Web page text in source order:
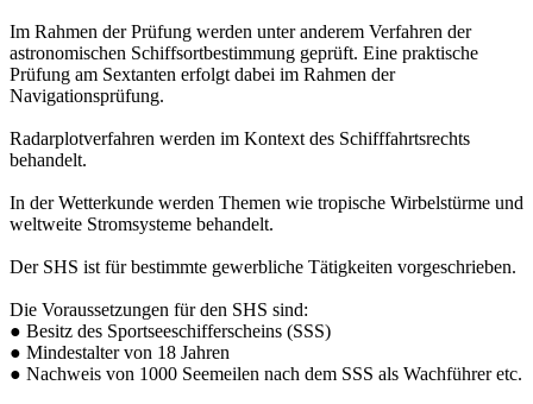
Im Rahmen der Prüfung werden unter anderem Verfahren der
astronomischen Schiffsortbestimmung geprüft. Eine praktische
Prüfung am Sextanten erfolgt dabei im Rahmen der
Navigationsprüfung.
Radarplotverfahren werden im Kontext des Schifffahrtsrechts
behandelt.
In der Wetterkunde werden Themen wie tropische Wirbelstürme und
weltweite Stromsysteme behandelt.
Der SHS ist für bestimmte gewerbliche Tätigkeiten vorgeschrieben.
Die Voraussetzungen für den SHS sind:
● Besitz des Sportseeschifferscheins (SSS)
● Mindestalter von 18 Jahren
● Nachweis von 1000 Seemeilen nach dem SSS als Wachführer etc.